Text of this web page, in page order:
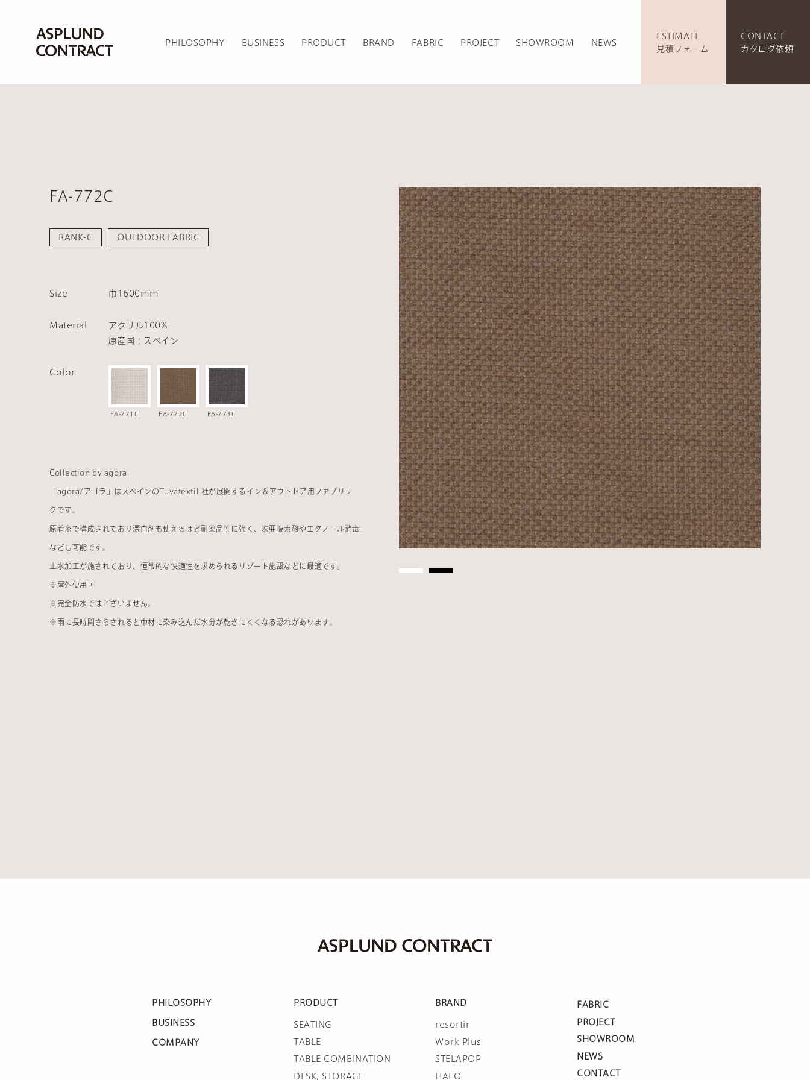
PHILOSOPHY BUSINESS PRODUCT BRAND FABRIC PROJECT SHOWROOM NEWS
ESTIMATE
見積フォーム
CONTACT
カタログ依頼
FA-772C
RANK-C OUTDOOR FABRIC
Size 巾1600mm
Material
アクリル100%
原産国：スペイン
Color
FA-771C FA-772C FA-773C
Collection by agora
「agora/アゴラ」はスペインのTuvatextil 社が展開するイン＆アウトドア用ファブリッ
クです。
原着糸で構成されており漂白剤も使えるほど耐薬品性に強く、次亜塩素酸やエタノール消毒
なども可能です。
止水加工が施されており、恒常的な快適性を求められるリゾート施設などに最適です。
※ 屋外使用可
※完全防水ではございません。
※ 雨に長時間さらされると中材に染み込んだ水分が乾きにくくなる恐れがあります。
PHILOSOPHY
BUSINESS
COMPANY
PRODUCT
SEATING
TABLE
TABLE COMBINATION
DESK, STORAGE
BRAND
resortir
Work Plus
STELAPOP
HALO
FABRIC
PROJECT
SHOWROOM
NEWS
CONTACT